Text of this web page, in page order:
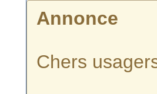
Annonce
Chers